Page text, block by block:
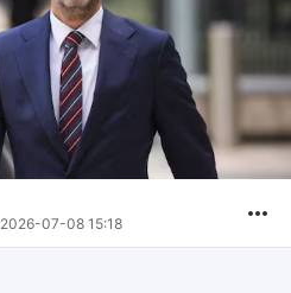
2026-07-08 15:18